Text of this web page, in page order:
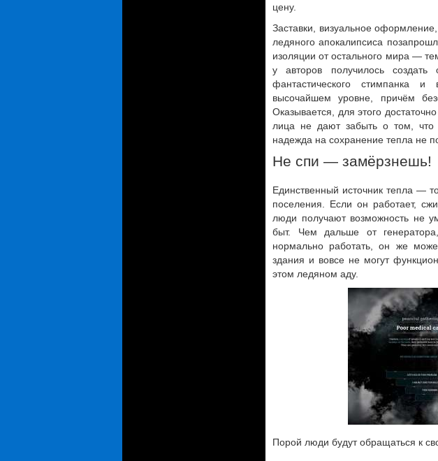
цену.
Заставки, визуальное
ледяного апокалипсиса
изоляции от остального мира —
у авторов получилось создать
фантастического стимпанка
высочайшем уровне, причём
Оказывается, для этого
лица не дают забыть о том,
надежда на сохранение тепла не
Не спи — замёрзнешь!
Единственный источник тепла —
поселения. Если он работает,
люди получают возможность не
быт. Чем дальше от
нормально работать, он же
здания и вовсе не могут
этом ледяном аду.
Порой люди будут обращаться к